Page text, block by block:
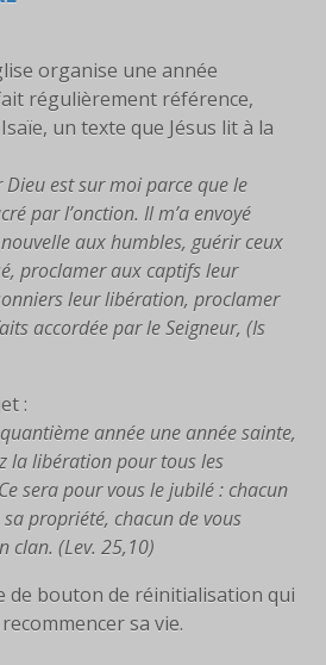
organise une année
régulièrement référence,
un texte que Jésus lit à la
Dieu est sur moi parce que le
par l’onction. Il m’a envoyé
aux humbles, guérir ceux
proclamer aux captifs leur
leur libération, proclamer
accordée par le Seigneur, (Is
:
année une année sainte,
la libération pour tous les
sera pour vous le jubilé : chacun
propriété, chacun de vous
clan. (Lev. 25,10)
de bouton de réinitialisation qui
sa vie.